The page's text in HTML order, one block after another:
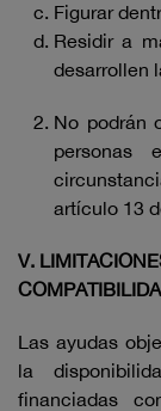
Figurar
Residir a
desarrollen
No podrán
personas
artículo 13
V.
Las ayudas
la
financiadas